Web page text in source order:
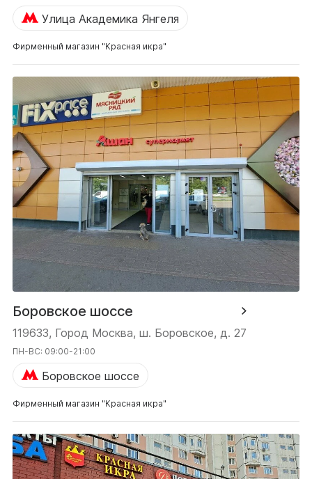
Улица Академика Янгеля
Фирменный магазин "Красная икра"
Боровское шоссе
119633, Город Москва, ш. Боровское, д. 27
ПН-ВС: 09:00-21:00
Боровское шоссе
Фирменный магазин "Красная икра"